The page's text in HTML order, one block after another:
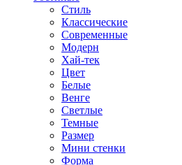
Стиль
Классические
Современные
Модерн
Хай-тек
Цвет
Белые
Венге
Светлые
Темные
Размер
Мини стенки
Форма